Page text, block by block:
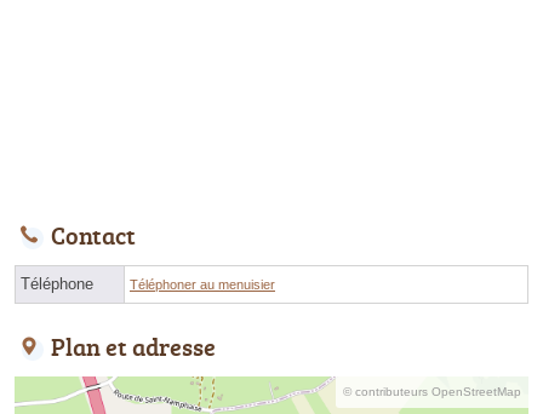
Contact
Téléphone Téléphoner au menuisier
Plan et adresse
© contributeurs OpenStreetMap